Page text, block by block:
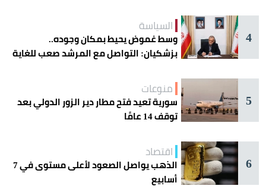
4
السياسة
وسط غموض يحيط بمكان وجوده..
بزشكيان: التواصل مع المرشد صعب للغاية
5
منوعات
سورية تعيد فتح مطار دير الزور الدولي بعد
توقف 14 عامًا
6
اقتصاد
الذهب يواصل الصعود لأعلى مستوى في 7
أسابيع